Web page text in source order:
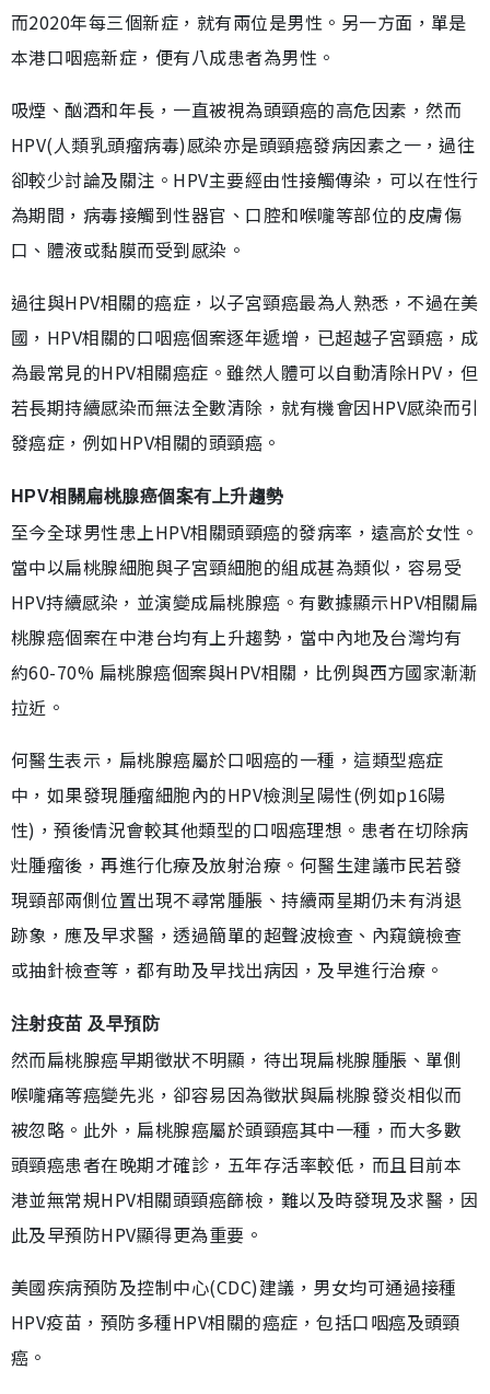
而2020年每三個新症，就有兩位是男性。另一方面，單是
本港口咽癌新症，便有八成患者為男性。
吸煙、酗酒和年長，一直被視為頭頸癌的高危因素，然而
HPV(人類乳頭瘤病毒)感染亦是頭頸癌發病因素之一，過往
卻較少討論及關注。HPV主要經由性接觸傳染，可以在性行
為期間，病毒接觸到性器官、口腔和喉嚨等部位的皮膚傷
口、體液或黏膜而受到感染。
過往與HPV相關的癌症，以子宮頸癌最為人熟悉，不過在美
國，HPV相關的口咽癌個案逐年遞增，已超越子宮頸癌，成
為最常見的HPV相關癌症。雖然人體可以自動清除HPV，但
若長期持續感染而無法全數清除，就有機會因HPV感染而引
發癌症，例如HPV相關的頭頸癌。
HPV相關扁桃腺癌個案有上升趨勢
至今全球男性患上HPV相關頭頸癌的發病率，遠高於女性。
當中以扁桃腺細胞與子宮頸細胞的組成甚為類似，容易受
HPV持續感染，並演變成扁桃腺癌。有數據顯示HPV相關扁
桃腺癌個案在中港台均有上升趨勢，當中內地及台灣均有
約60-70% 扁桃腺癌個案與HPV相關，比例與西方國家漸漸
拉近。
何醫生表示，扁桃腺癌屬於口咽癌的一種，這類型癌症
中，如果發現腫瘤細胞內的HPV檢測呈陽性(例如p16陽
性)，預後情況會較其他類型的口咽癌理想。患者在切除病
灶腫瘤後，再進行化療及放射治療。何醫生建議市民若發
現頸部兩側位置出現不尋常腫脹、持續兩星期仍未有消退
跡象，應及早求醫，透過簡單的超聲波檢查、內窺鏡檢查
或抽針檢查等，都有助及早找出病因，及早進行治療。
注射疫苗 及早預防
然而扁桃腺癌早期徵狀不明顯，待出現扁桃腺腫脹、單側
喉嚨痛等癌變先兆，卻容易因為徵狀與扁桃腺發炎相似而
被忽略。此外，扁桃腺癌屬於頭頸癌其中一種，而大多數
頭頸癌患者在晚期才確診，五年存活率較低，而且目前本
港並無常規HPV相關頭頸癌篩檢，難以及時發現及求醫，因
此及早預防HPV顯得更為重要。
美國疾病預防及控制中心(CDC)建議，男女均可通過接種
HPV疫苗，預防多種HPV相關的癌症，包括口咽癌及頭頸
癌。